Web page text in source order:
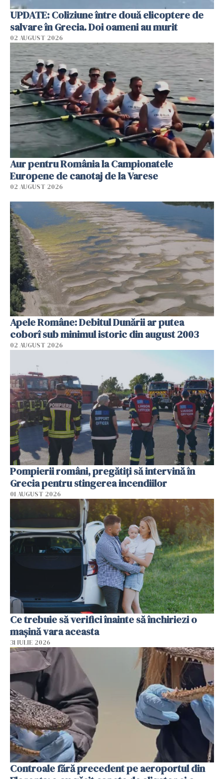
UPDATE: Coliziune între două elicoptere de
salvare în Grecia. Doi oameni au murit
02 AUGUST 2026
Aur pentru România la Campionatele
Europene de canotaj de la Varese
02 AUGUST 2026
Apele Române: Debitul Dunării ar putea
coborî sub minimul istoric din august 2003
02 AUGUST 2026
Pompierii români, pregătiţi să intervină în
Grecia pentru stingerea incendiilor
01 AUGUST 2026
Ce trebuie să verifici înainte să închiriezi o
mașină vara aceasta
31 IULIE 2026
Controale fără precedent pe aeroportul din